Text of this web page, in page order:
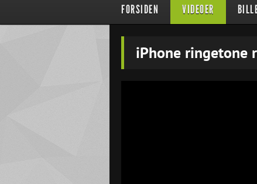
FORSIDEN VIDEOER
iPhone ringetone